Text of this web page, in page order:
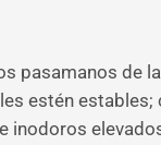
pasamanos de
estén
inodoros